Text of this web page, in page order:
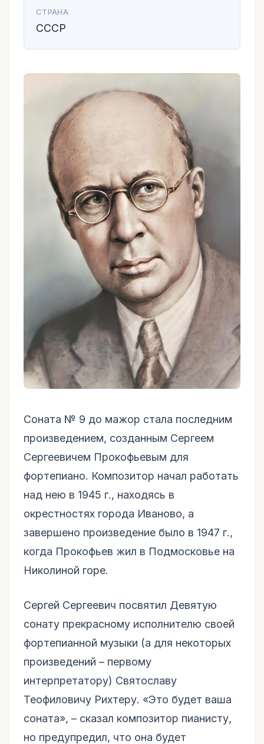
СТРАНА
СССР
Соната № 9 до мажор стала последним
произведением, созданным Сергеем
Сергеевичем Прокофьевым для
фортепиано. Композитор начал работать
над нею в 1945 г., находясь в
окрестностях города Иваново, а
завершено произведение было в 1947 г.,
когда Прокофьев жил в Подмосковье на
Николиной горе.
Сергей Сергеевич посвятил Девятую
сонату прекрасному исполнителю своей
фортепианной музыки (а для некоторых
произведений – первому
интерпретатору) Святославу
Теофиловичу Рихтеру. «Это будет ваша
соната», – сказал композитор пианисту,
но предупредил, что она будет